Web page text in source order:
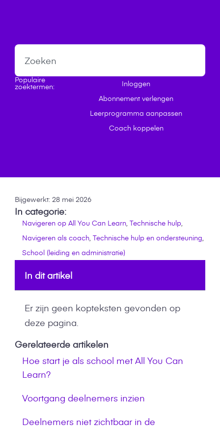
Populaire
zoektermen:
Inloggen
Abonnement verlengen
Leerprogramma aanpassen
Coach koppelen
Bijgewerkt: 28 mei 2026
In categorie:
Navigeren op All You Can Learn, Technische hulp,
Navigeren als coach, Technische hulp en ondersteuning,
School (leiding en administratie)
In dit artikel
Er zijn geen kopteksten gevonden op
deze pagina.
Gerelateerde artikelen
Hoe start je als school met All You Can
Learn?
Voortgang deelnemers inzien
Deelnemers niet zichtbaar in de